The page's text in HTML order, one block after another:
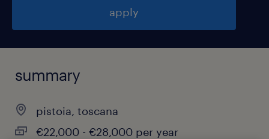
apply
summary
pistoia, toscana
€22,000 - €28,000 per year